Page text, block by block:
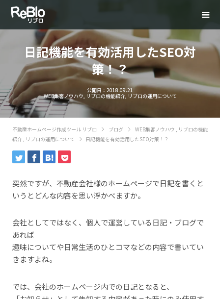
日記機能を有効活用したSEO対
策！？
公開日： 2018.09.21
WEB集客ノウハウ, リブロの機能紹介, リブロの運用について
不動産ホームページ作成ツール リブロ ブログ WEB集客ノウハウ
リブロの機能
紹介
リブロの運用について 日記機能を有効活用したSEO対策！？
突然ですが、不動産会社様のホームページで日記を書くと
いうとどんな内容を思い浮かべますか。
会社としてではなく、個人で運営している日記・ブログで
あれば
趣味についてや日常生活のひとコマなどの内容で書いてい
きますよね。
では、会社のホームページ内での日記となると、